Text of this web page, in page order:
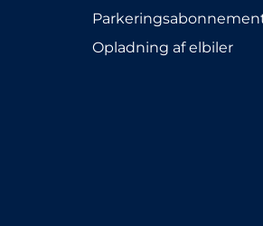
Opladning af elbiler